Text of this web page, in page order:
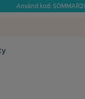
Använd kod: